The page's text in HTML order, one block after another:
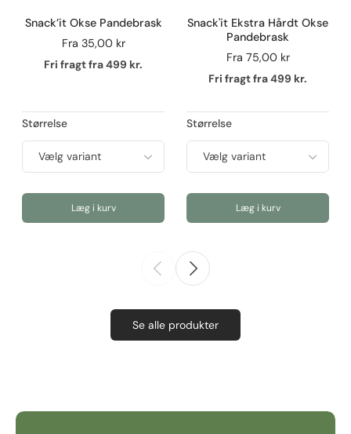
Snack’it Okse Pandebrask
Fra 35,00 kr
Fri fragt fra 499 kr.
Størrelse
Læg i kurv
Snack'it Ekstra Hårdt Okse
Pandebrask
Fra 75,00 kr
Fri fragt fra 499 kr.
Størrelse
Læg i kurv
Se alle produkter